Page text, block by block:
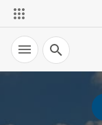
Recherche